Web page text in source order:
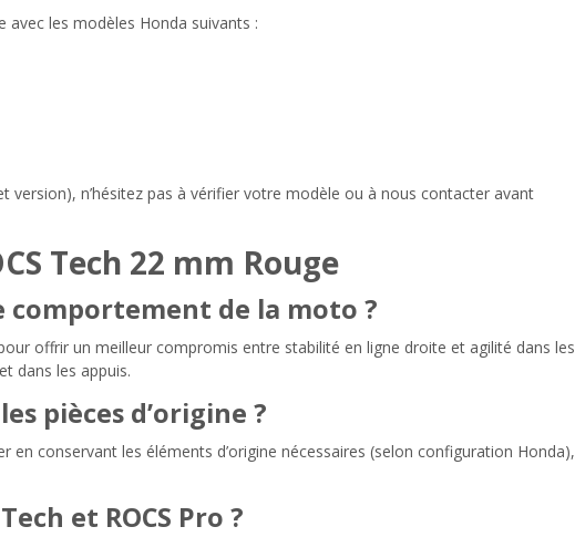
avec les modèles Honda suivants :
n’hésitez pas à vérifier votre modèle ou à nous contacter avant
Tech 22 mm Rouge
comportement de la moto ?
offrir un meilleur compromis entre stabilité en ligne droite et agilité dans les
dans les appuis.
pièces d’origine ?
en conservant les éléments d’origine nécessaires (selon configuration Honda),
et ROCS Pro ?